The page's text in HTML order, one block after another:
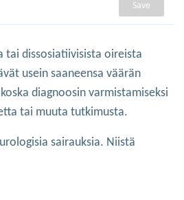
Save
tai dissosiatiivisista oireista
usein saaneensa väärän
diagnoosin varmistamiseksi
tai muuta tutkimusta.
sairauksia. Niistä